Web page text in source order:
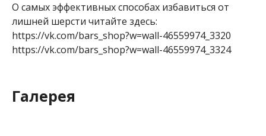
О самых эффективных способах избавиться от
лишней шерсти читайте здесь:
https://vk.com/bars_shop?w=wall-46559974_3320
https://vk.com/bars_shop?w=wall-46559974_3324
Галерея